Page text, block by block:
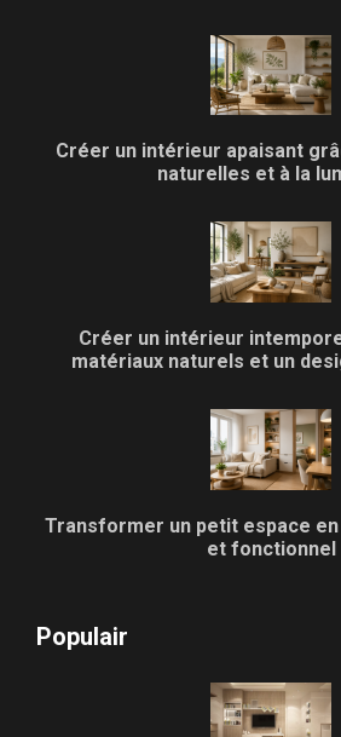
Créer un intérieur apaisant
naturelles et à la
Créer un intérieur
matériaux naturels et un
Transformer un petit espace
et fonctionnel
Populair